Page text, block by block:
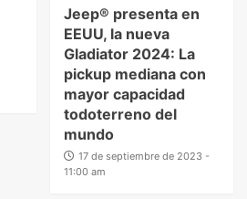
Jeep® presenta en
EEUU, la nueva
Gladiator 2024: La
pickup mediana con
mayor capacidad
todoterreno del
mundo
17 de septiembre de 2023 -
11:00 am